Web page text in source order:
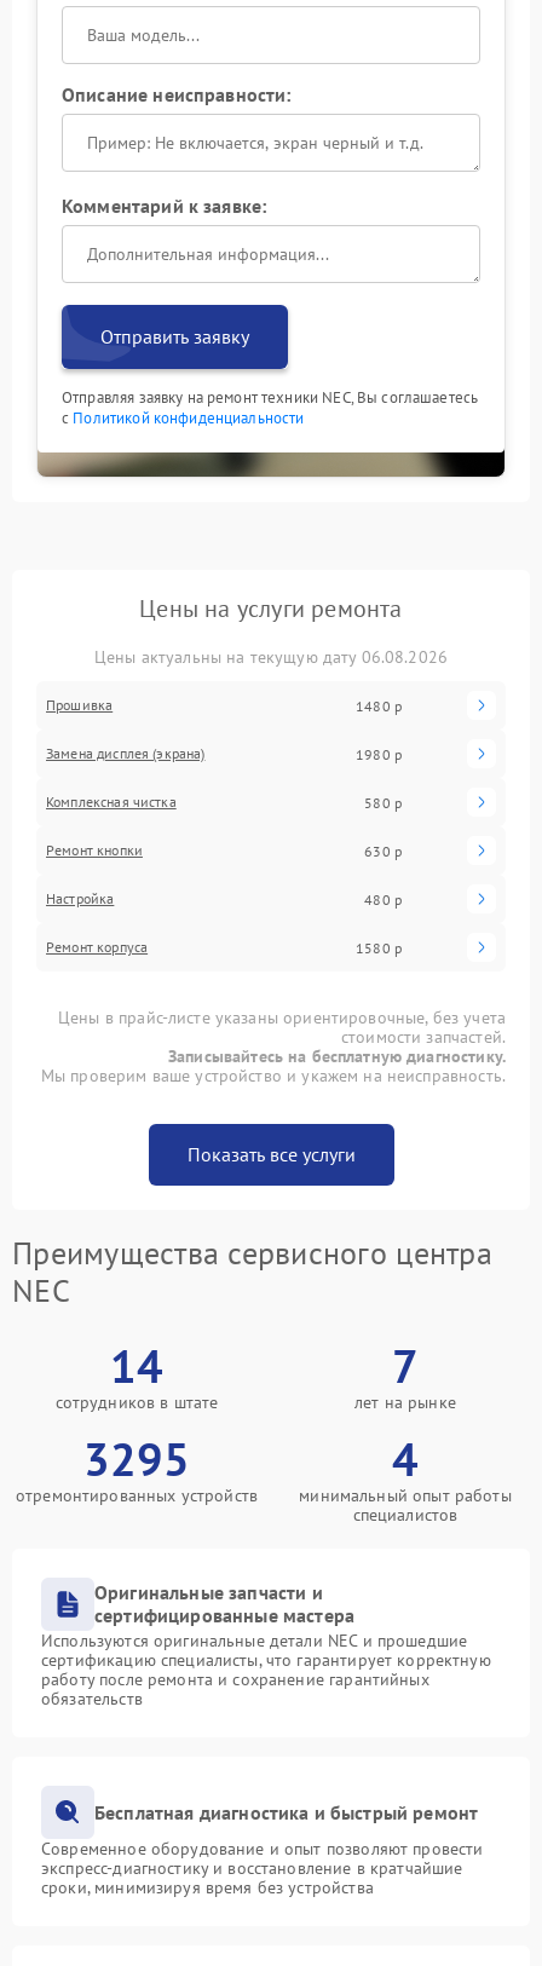
Описание неисправности:
Комментарий к заявке:
Отправить заявку
Отправляя заявку на ремонт техники NEC, Вы соглашаетесь
с Политикой конфиденциальности
Цены на услуги ремонта
Цены актуальны на текущую дату 06.08.2026
Прошивка 1480 р
Замена дисплея (экрана) 1980 р
Комплексная чистка 580 р
Ремонт кнопки 630 р
Настройка 480 р
Ремонт корпуса 1580 р
Цены в прайс-листе указаны ориентировочные, без учета
стоимости запчастей.
Записывайтесь на бесплатную диагностику.
Мы проверим ваше устройство и укажем на неисправность.
Показать все услуги
Преимущества сервисного центра
NEC
14
сотрудников в штате
7
лет на рынке
3295
отремонтированных устройств
4
минимальный опыт работы
специалистов
Оригинальные запчасти и
сертифицированные мастера
Используются оригинальные детали NEC и прошедшие
сертификацию специалисты, что гарантирует корректную
работу после ремонта и сохранение гарантийных
обязательств
Бесплатная диагностика и быстрый ремонт
Современное оборудование и опыт позволяют провести
экспресс-диагностику и восстановление в кратчайшие
сроки, минимизируя время без устройства